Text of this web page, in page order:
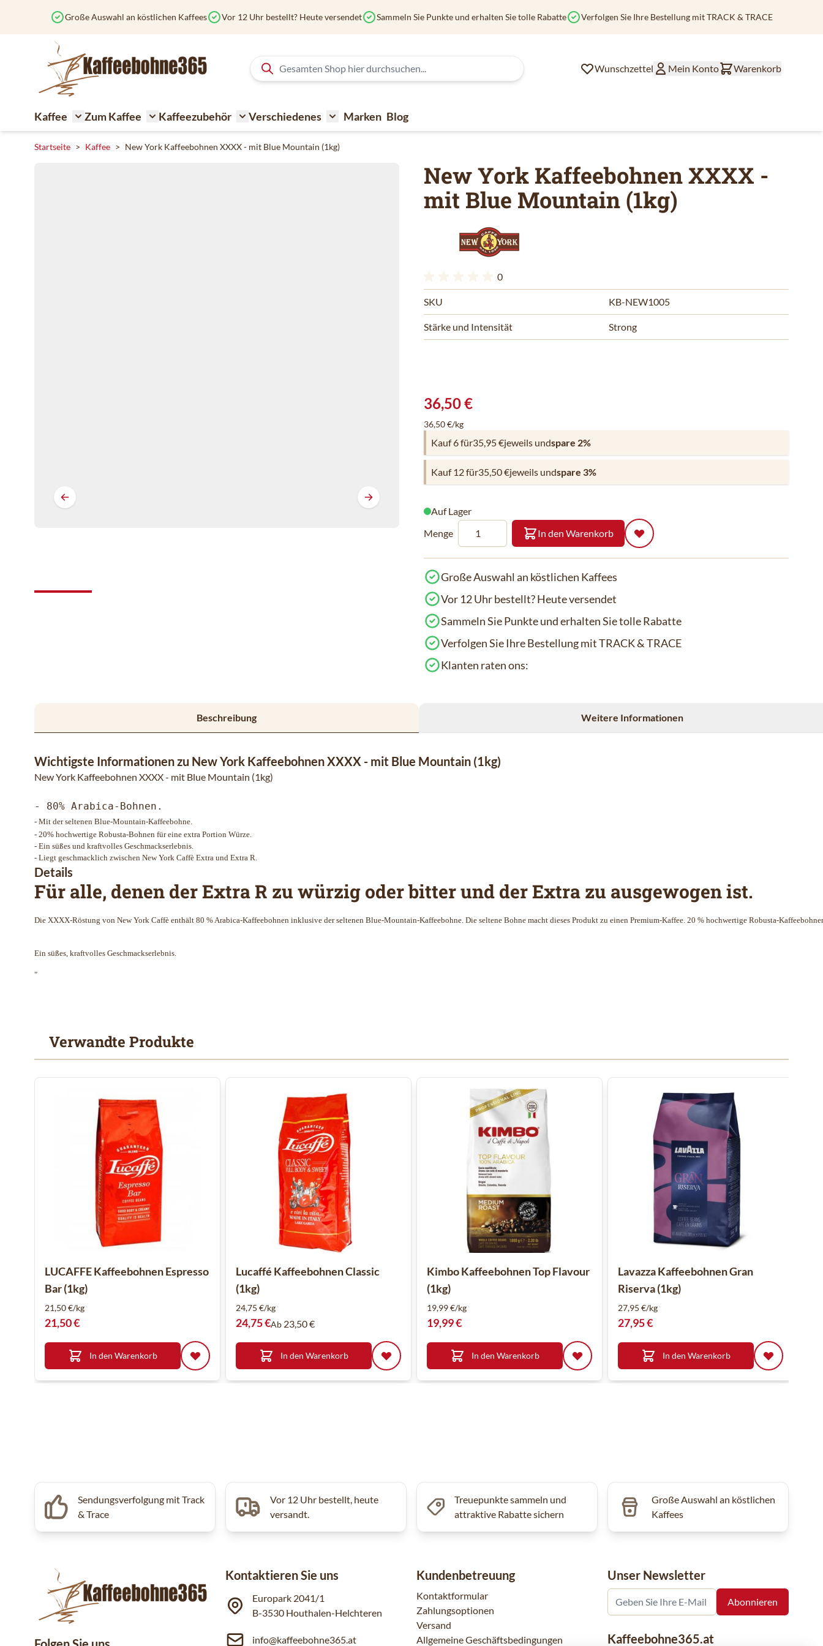
Große Auswahl an köstlichen Kaffees Vor 12 Uhr bestellt? Heute versendet Sammeln Sie Punkte und erhalten Sie tolle Rabatte Verfolgen Sie Ihre Bestellung mit TRACK & TRACE
Wunschzettel Mein Konto Warenkorb
Kaffee
Toggle submenu for Kaffee
Zum Kaffee
Toggle submenu for Zum Kaffee
Kaffeezubehör
Toggle submenu for Kaffeezubehör
Verschiedenes
Toggle submenu for Verschiedenes
Marken Blog
Startseite > Kaffee > New York Kaffeebohnen XXXX - mit Blue Mountain (1kg)
New York Kaffeebohnen XXXX -
mit Blue Mountain (1kg)
0
SKU KB-NEW1005
Stärke und Intensität Strong
36,50 €
36,50 €/kg
Kauf 6 für35,95 €jeweils undspare 2%
Kauf 12 für35,50 €jeweils undspare 3%
Auf Lager
Menge
In den Warenkorb
Große Auswahl an köstlichen Kaffees
Vor 12 Uhr bestellt? Heute versendet
Sammeln Sie Punkte und erhalten Sie tolle Rabatte
Verfolgen Sie Ihre Bestellung mit TRACK & TRACE
Klanten raten ons:
Beschreibung Weitere Informationen
Wichtigste Informationen zu New York Kaffeebohnen XXXX - mit Blue Mountain (1kg)
New York Kaffeebohnen XXXX - mit Blue Mountain (1kg)
- 80% Arabica-Bohnen.
- Mit der seltenen Blue-Mountain-Kaffeebohne.
- 20% hochwertige Robusta-Bohnen für eine extra Portion Würze.
- Ein süßes und kraftvolles Geschmackserlebnis.
- Liegt geschmacklich zwischen New York Caffè Extra und Extra R.
Details
Für alle, denen der Extra R zu würzig oder bitter und der Extra zu ausgewogen ist.
Die XXXX-Röstung von New York Caffè enthält 80 % Arabica-Kaffeebohnen inklusive der seltenen Blue-Mountain-Kaffeebohne. Die seltene Bohne macht dieses Produkt zu einen Premium-Kaffee. 20 % hochwertige Robusta-
Ein süßes, kraftvolles Geschmackserlebnis.
"
Verwandte Produkte
Mit der Tabulatortaste können Sie durch die Elemente des Karussells navigieren. Mit den Skip-Links können Sie das Karussell überspringen oder direkt zur Karussellnavigation wechseln.
Clicken, um das Karussell zu überspringen
LUCAFFE Kaffeebohnen Espresso
Bar (1kg)
21,50 €/kg
21,50 €
In den Warenkorb
Lucaffé Kaffeebohnen Classic
(1kg)
24,75 €/kg
24,75 €Ab 23,50 €
In den Warenkorb
Kimbo Kaffeebohnen Top Flavour
(1kg)
19,99 €/kg
19,99 €
In den Warenkorb
Lavazza Kaffeebohnen Gran
Riserva (1kg)
27,95 €/kg
27,95 €
In den Warenkorb
Sendungsverfolgung mit Track
& Trace
Vor 12 Uhr bestellt, heute
versandt.
Treuepunkte sammeln und
attraktive Rabatte sichern
Große Auswahl an köstlichen
Kaffees
Kontaktieren Sie uns
Europark 2041/1
B-3530 Houthalen-Helchteren
info@kaffeebohne365.at
Kundenbetreuung
Kontaktformular
Zahlungsoptionen
Versand
Allgemeine Geschäftsbedingungen
Unser Newsletter
Kaffeebohne365.at